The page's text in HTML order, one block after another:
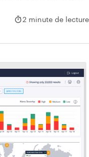
2 minute de lecture